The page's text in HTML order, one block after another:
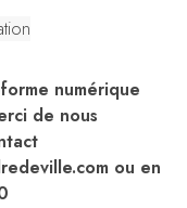
numérique
de nous
ou en